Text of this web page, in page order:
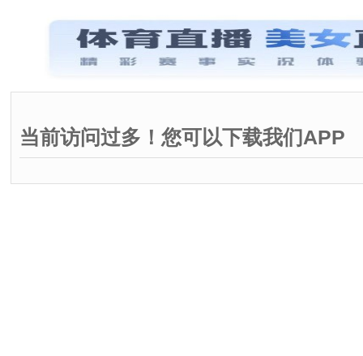
当前访问过多！您可以下载我们APP